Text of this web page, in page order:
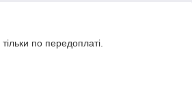
по передоплаті.